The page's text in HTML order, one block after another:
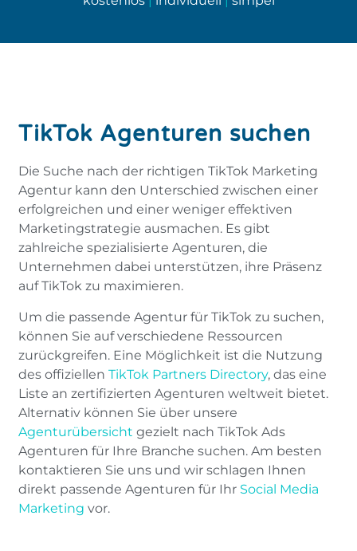
TikTok Agenturen suchen
Die Suche nach der richtigen TikTok Marketing
Agentur kann den Unterschied zwischen einer
erfolgreichen und einer weniger effektiven
Marketingstrategie ausmachen. Es gibt
zahlreiche spezialisierte Agenturen, die
Unternehmen dabei unterstützen, ihre Präsenz
auf TikTok zu maximieren.
Um die passende Agentur für TikTok zu suchen,
können Sie auf verschiedene Ressourcen
zurückgreifen. Eine Möglichkeit ist die Nutzung
des offiziellenTikTok Partners Directory, das eine
Liste an zertifizierten Agenturen weltweit bietet.
Alternativ können Sie über unsere
Agenturübersicht gezielt nach TikTok Ads
Agenturen für Ihre Branche suchen. Am besten
kontaktieren Sie uns und wir schlagen Ihnen
direkt passende Agenturen für Ihr Social Media
Marketing vor.